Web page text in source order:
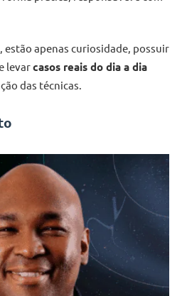
, estão apenas curiosidade, possuir
levarcasos reais do dia a dia
das técnicas.